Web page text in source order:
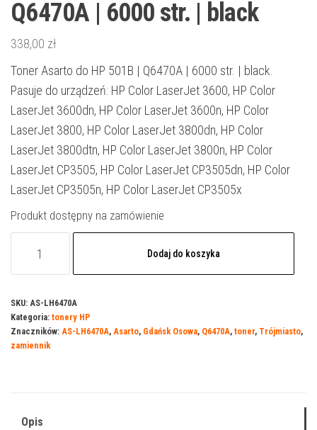
Q6470A | 6000 str. | black
338,00 zł
Toner Asarto do HP 501B | Q6470A | 6000 str. | black.
Pasuje do urządzeń: HP Color LaserJet 3600, HP Color
LaserJet 3600dn, HP Color LaserJet 3600n, HP Color
LaserJet 3800, HP Color LaserJet 3800dn, HP Color
LaserJet 3800dtn, HP Color LaserJet 3800n, HP Color
LaserJet CP3505, HP Color LaserJet CP3505dn, HP Color
LaserJet CP3505n, HP Color LaserJet CP3505x
Produkt dostępny na zamówienie
do
HP
501B
6000
Dodaj do koszyka
SKU: AS-LH6470A
Kategoria: tonery HP
Znaczników: AS-LH6470A, Asarto, Gdańsk Osowa, Q6470A, toner, Trójmiasto,
zamiennik
Opis